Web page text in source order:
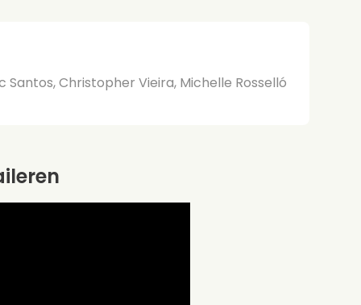
Santos, Christopher Vieira, Michelle Rosselló